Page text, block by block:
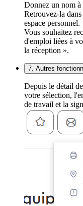
Donnez un nom à
Retrouvez-la
espace personnel.
Vous souhaitez
d'emploi liées à
la réception ».
7. Autres
Depuis le détail
votre sélection,
de travail et la